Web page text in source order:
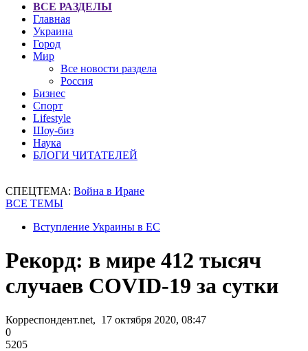
ВСЕ РАЗДЕЛЫ
Главная
Украина
Город
Мир
Все новости раздела
Россия
Бизнес
Спорт
Lifestyle
Шоу-биз
Наука
БЛОГИ ЧИТАТЕЛЕЙ
СПЕЦТЕМА: Война в Иране
ВСЕ ТЕМЫ
Вступление Украины в ЕС
Рекорд: в мире 412 тысяч
случаев COVID-19 за сутки
Корреспондент.net, 17 октября 2020, 08:47
0
5205